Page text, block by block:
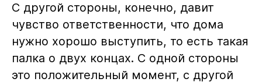
С другой стороны, конечно, давит
чувство ответственности, что дома
нужно хорошо выступить, то есть такая
палка о двух концах. С одной стороны
это положительный момент, с другой